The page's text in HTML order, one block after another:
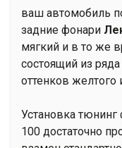
ваш автомобиль
задние фонари
мягкий и в то же
состоящий из
оттенков желтого
Установка тюнинг
100 достаточно